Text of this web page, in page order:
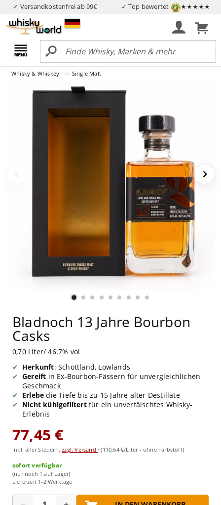
✓ Versandkostenfrei ab 99€ ✓ Top bewertet ★★★★★
Whisky & Whiskey Single Malt
Bladnoch 13 Jahre Bourbon
Casks
0,70 Liter/ 46.7% vol
Herkunft: Schottland, Lowlands
Gereift in Ex-Bourbon-Fässern für unvergleichlichen
Geschmack
Erlebe die Tiefe bis zu 15 Jahre alter Destillate
Nicht kühlgefiltertfür ein unverfälschtes Whisky-
Erlebnis
77,45 €
inkl. aller Steuern,zzgl. Versand ·(110,64 €/Liter - ohne Farbstoff)
sofort verfügbar
(nur noch 1 auf Lager)
Lieferzeit 1-2 Werktage